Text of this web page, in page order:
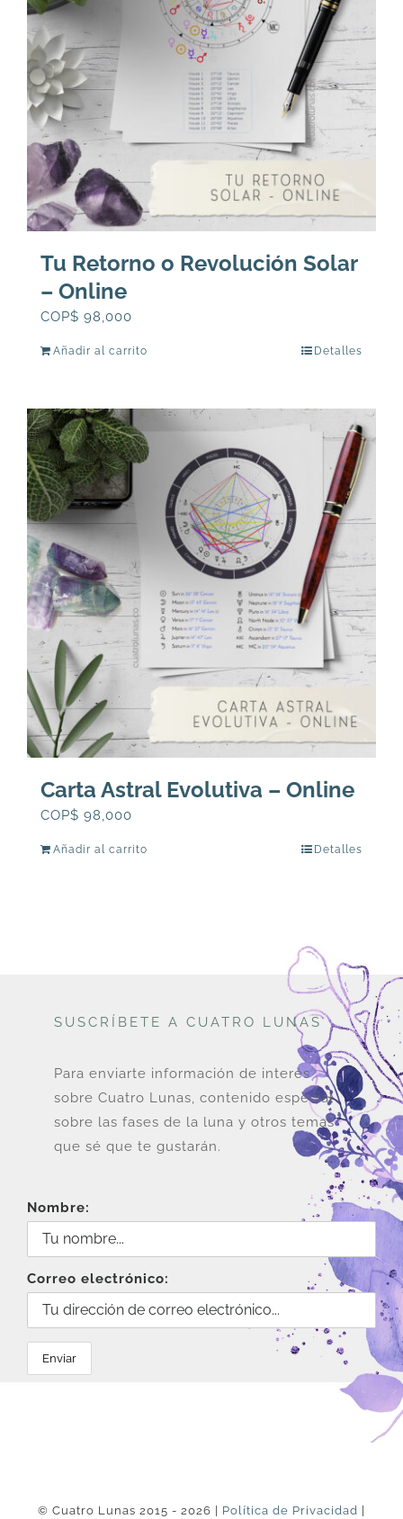
Tu Retorno o Revolución Solar
– Online
COP$ 98,000
Añadir al carrito Detalles
Carta Astral Evolutiva – Online
COP$ 98,000
Añadir al carrito Detalles
SUSCRÍBETE A CUATRO LUNAS
Para enviarte información de interés
sobre Cuatro Lunas, contenido especial
sobre las fases de la luna y otros temas
que sé que te gustarán.
Nombre:
Correo electrónico:
© Cuatro Lunas 2015 - 2026 | Política de Privacidad